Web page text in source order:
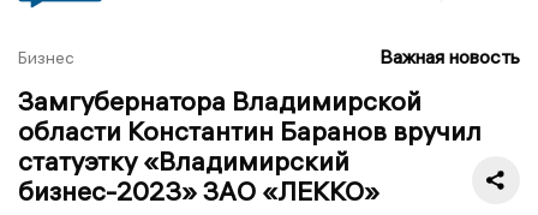
Бизнес Важная новость
Замгубернатора Владимирской
области Константин Баранов вручил
статуэтку «Владимирский
бизнес-2023» ЗАО «ЛЕККО»